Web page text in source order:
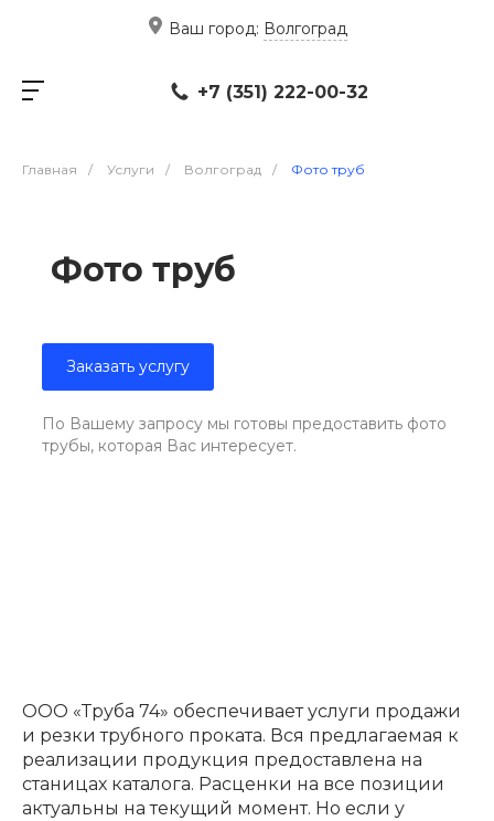
Ваш город: Волгоград
+7 (351) 222-00-32
Главная / Услуги / Волгоград / Фото труб
Фото труб
Заказать услугу
По Вашему запросу мы готовы предоставить фото
трубы, которая Вас интересует.
ООО «Труба 74» обеспечивает услуги продажи
и резки трубного проката. Вся предлагаемая к
реализации продукция предоставлена на
станицах каталога. Расценки на все позиции
актуальны на текущий момент. Но если у